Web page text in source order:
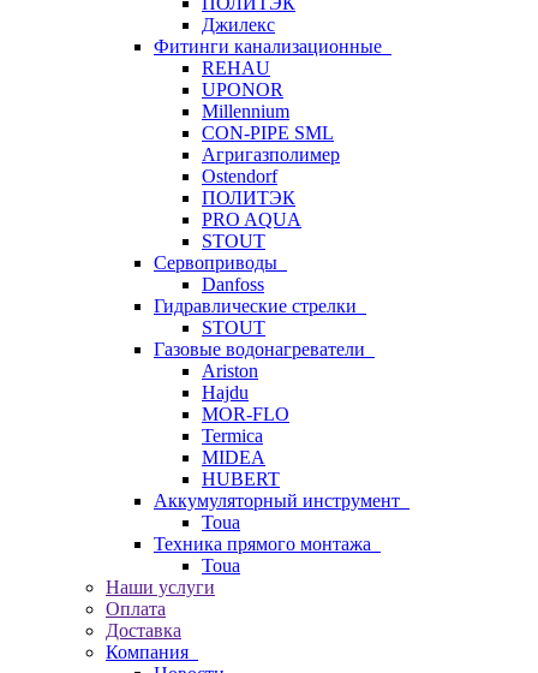
Джилекс
Фитинги канализационные
REHAU
UPONOR
Millennium
CON-PIPE SML
Агригазполимер
Ostendorf
ПОЛИТЭК
PRO AQUA
STOUT
Сервоприводы
Danfoss
Гидравлические стрелки
STOUT
Газовые водонагреватели
Ariston
Hajdu
MOR-FLO
Termica
MIDEA
HUBERT
Аккумуляторный инструмент
Toua
Техника прямого монтажа
Toua
Наши услуги
Оплата
Доставка
Компания